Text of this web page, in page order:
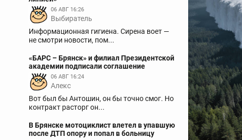
06 АВГ 16:26
Выбиратель
Информационная гигиена. Сирена воет —
не смотри новости, пом...
«БАРС – Брянск» и филиал Президентской
академии подписали соглашение
06 АВГ 16:24
Aлекс
Вот был бы Антошин, он бы точно смог. Но
контракт расторг он...
В Брянске мотоциклист влетел в упавшую
после ДТП опору и попал в больницу